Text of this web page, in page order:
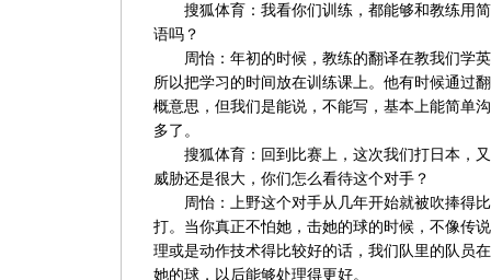
搜狐体育：我看你们训练，都能够和教练用简
语吗？
周怡：年初的时候，教练的翻译在教我们学英
所以把学习的时间放在训练课上。他有时候通过
概意思，但我们是能说，不能写，基本上能简单
多了。
搜狐体育：回到比赛上，这次我们打日本，又
威胁还是很大，你们怎么看待这个对手？
周怡：上野这个对手从几年开始就被吹捧得比
打。当你真正不怕她，击她的球的时候，不像传
理或是动作技术得比较好的话，我们队里的队员
她的球，以后能够处理得更好。